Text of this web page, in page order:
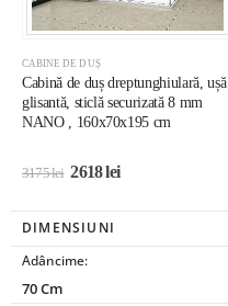
CABINE DE DUȘ
Cabină de duș dreptunghiulară, ușă
glisantă, sticlă securizată 8 mm
NANO , 160x70x195 cm
3175lei 2618lei
DIMENSIUNI
Adâncime:
70 Cm